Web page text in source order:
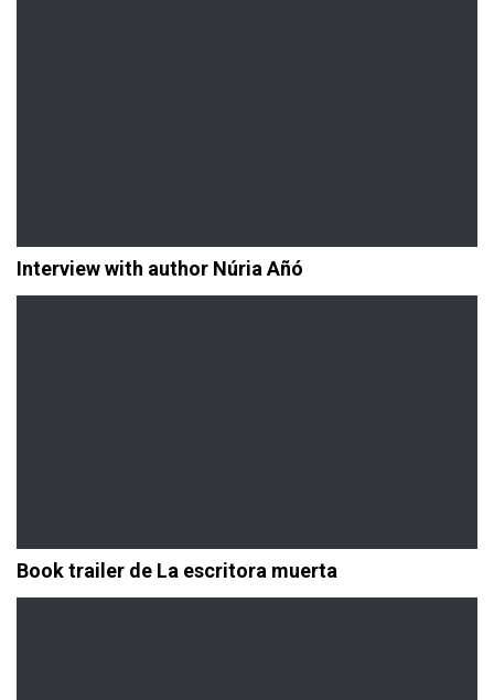
Interview with author Núria Añó
Book trailer de La escritora muerta